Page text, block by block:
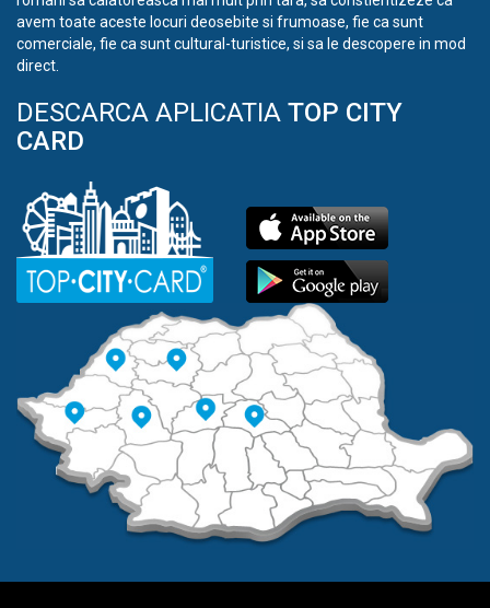
avem toate aceste locuri deosebite si frumoase, fie ca sunt
comerciale, fie ca sunt cultural-turistice, si sa le descopere in mod
direct.
DESCARCA APLICATIA TOP CITY
CARD